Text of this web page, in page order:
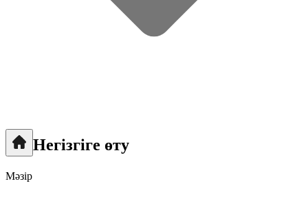
Негізгіге өту
Мәзір